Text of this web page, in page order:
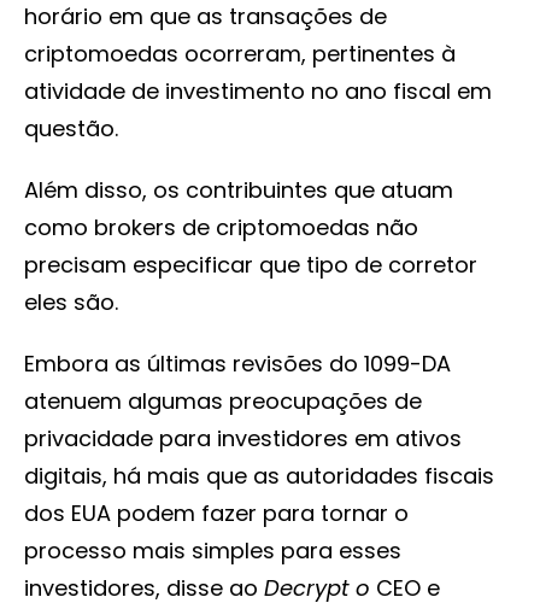
horário em que as transações de
criptomoedas ocorreram, pertinentes à
atividade de investimento no ano fiscal em
questão.
Além disso, os contribuintes que atuam
como brokers de criptomoedas não
precisam especificar que tipo de corretor
eles são.
Embora as últimas revisões do 1099-DA
atenuem algumas preocupações de
privacidade para investidores em ativos
digitais, há mais que as autoridades fiscais
dos EUA podem fazer para tornar o
processo mais simples para esses
investidores, disse ao Decrypt o CEO e